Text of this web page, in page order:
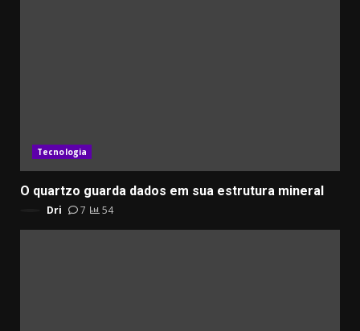
Tecnologia
O quartzo guarda dados em sua estrutura mineral
Dri 7 54